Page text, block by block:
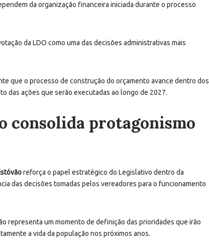
da organização financeira iniciada durante o processo
da LDO como uma das decisões administrativas mais
que o processo de construção do orçamento avance dentro dos
das ações que serão executadas ao longo de 2027.
consolida protagonismo
reforça o papel estratégico do Legislativo dentro da
das decisões tomadas pelos vereadores para o funcionamento
representa um momento de definição das prioridades que irão
a vida da população nos próximos anos.